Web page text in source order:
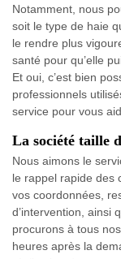
Notamment, nous
soit le type de haie
le rendre plus
santé pour qu’elle
Et oui, c’est bien
professionnels
service pour vous
La société taille
Nous aimons le
le rappel rapide des
vos coordonnées,
d’intervention, ainsi
procurons à tous
heures après la